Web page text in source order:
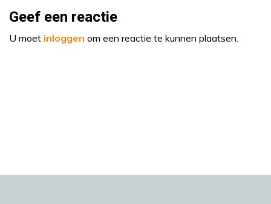
Geef een reactie
U moet inloggen om een reactie te kunnen plaatsen.